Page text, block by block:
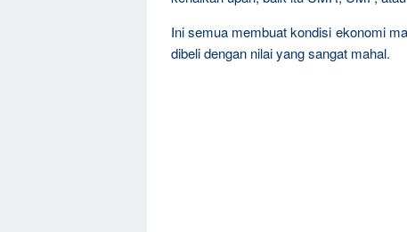
Ini semua membuat kondisi ekonomi
dibeli dengan nilai yang sangat mahal.